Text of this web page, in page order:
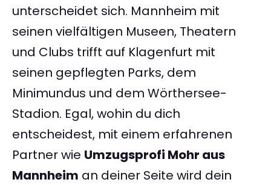
unterscheidet sich. Mannheim mit
seinen vielfältigen Museen, Theatern
und Clubs trifft auf Klagenfurt mit
seinen gepflegten Parks, dem
Minimundus und dem Wörthersee-
Stadion. Egal, wohin du dich
entscheidest, mit einem erfahrenen
Partner wie Umzugsprofi Mohr aus
Mannheim an deiner Seite wird dein